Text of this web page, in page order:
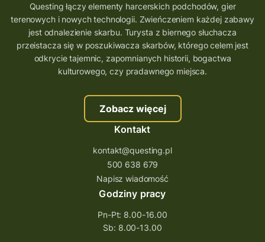
aplikacja gry terenowe
wielkopolskie questy
wakacje z questami
trenerzy questingu
szkolenie tworzenie questów
szkolenie questing
Stefan Żeromski
ścieżka
Rzeszów
questy świętokrzyskie
questujwpolsce
questuj z nami
questingwyprawa po skarb
questingowy projekt współpracy
questing wielkopolska
Questing łączy elementy harcerskich podchodów, gier
terenowych i nowych technologii. Zwieńczeniem każdej zabawy
jest odnalezienie skarbu. Turysta z biernego słuchacza
przeistacza się w poszukiwacza skarbów, którego celem jest
odkrycie tajemnic, zapomnianych historii, bogactwa
kulturowego, czy pradawnego miejsca.
Zobacz więcej
Kontakt
kontakt@questing.pl
500 638 679
Napisz wiadomość
Godziny pracy
Pn-Pt: 8.00-16.00
Sb: 8.00-13.00